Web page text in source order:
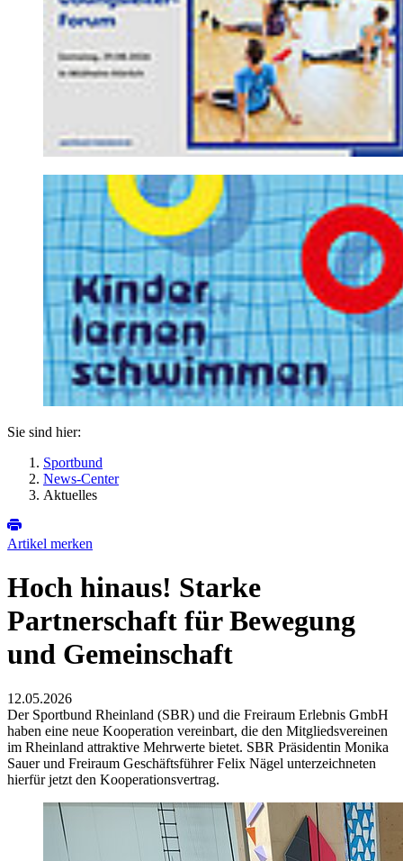
Sie sind hier:
Sportbund
News-Center
Aktuelles
Artikel merken
Hoch hinaus! Starke
Partnerschaft für Bewegung
und Gemeinschaft
12.05.2026
Der Sportbund Rheinland (SBR) und die Freiraum Erlebnis GmbH
haben eine neue Kooperation vereinbart, die den Mitgliedsvereinen
im Rheinland attraktive Mehrwerte bietet. SBR Präsidentin Monika
Sauer und Freiraum Geschäftsführer Felix Nägel unterzeichneten
hierfür jetzt den Kooperationsvertrag.